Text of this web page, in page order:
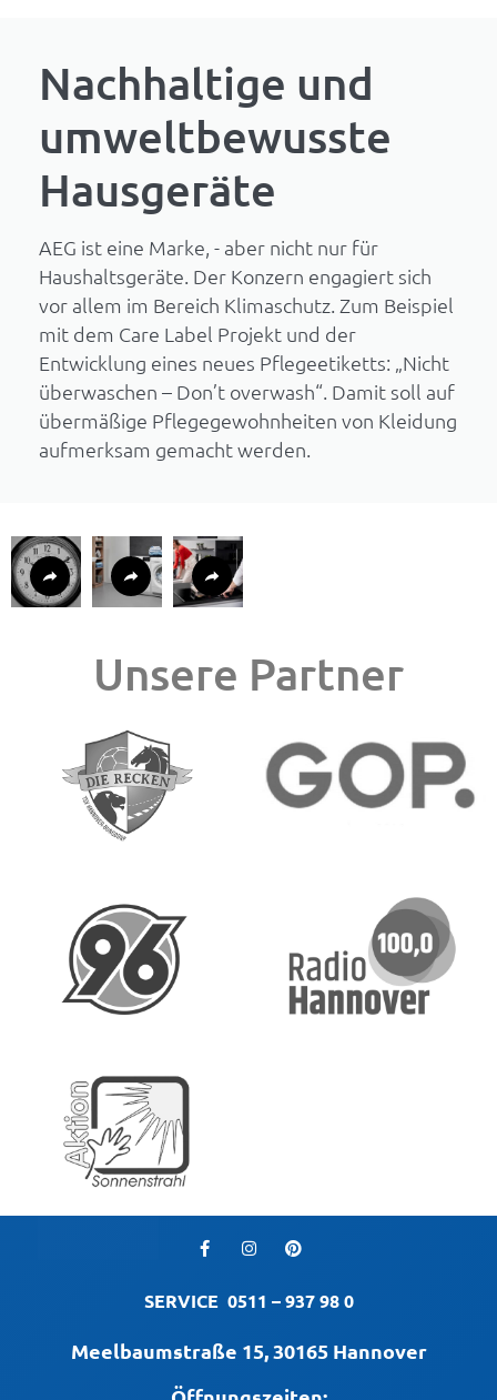
Nachhaltige und
umweltbewusste
Hausgeräte
AEG ist eine Marke, - aber nicht nur für
Haushaltsgeräte. Der Konzern engagiert sich
vor allem im Bereich Klimaschutz. Zum Beispiel
mit dem Care Label Projekt und der
Entwicklung eines neues Pflegeetiketts: „Nicht
überwaschen – Don’t overwash“. Damit soll auf
übermäßige Pflegegewohnheiten von Kleidung
aufmerksam gemacht werden.
Unsere Partner
SERVICE 0511 – 937 98 0
Meelbaumstraße 15, 30165 Hannover